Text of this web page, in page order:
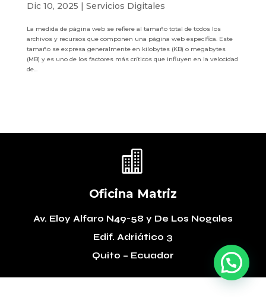
Dic 10, 2025 | Servicios Digitales
La medida de página web se refiere al tamaño total de todos los
archivos y recursos que componen una página web específica. Este
tamaño se expresa generalmente en kilobytes (KB) o megabytes
(MB) y es uno de los factores más críticos que influyen en la velocidad
de...

Oficina Matriz
Av. Eloy Alfaro N49-58 y De Los Nogales
Edif. Adriático 3
Quito – Ecuador